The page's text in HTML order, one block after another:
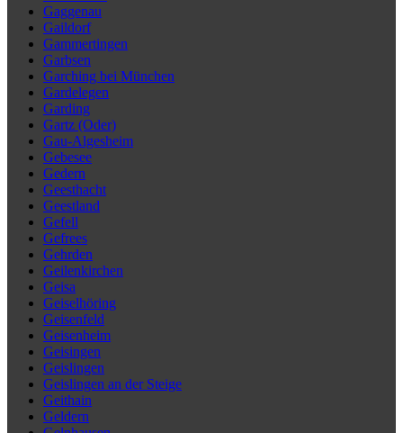
Gaggenau
Gaildorf
Gammertingen
Garbsen
Garching bei München
Gardelegen
Garding
Gartz (Oder)
Gau-Algesheim
Gebesee
Gedern
Geesthacht
Geestland
Gefell
Gefrees
Gehrden
Geilenkirchen
Geisa
Geiselhöring
Geisenfeld
Geisenheim
Geisingen
Geislingen
Geislingen an der Steige
Geithain
Geldern